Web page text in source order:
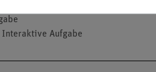
Interaktive Aufgabe